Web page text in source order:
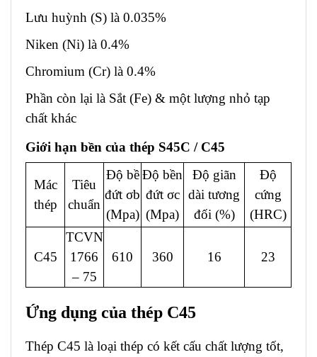
Lưu huỳnh (S) là 0.035%
Niken (Ni) là 0.4%
Chromium (Cr) là 0.4%
Phần còn lại là Sắt (Fe) & một lượng nhỏ tạp
chất khác
Giới hạn bền của thép S45C / C45
Mác
thép
Tiêu
chuẩn
Độ bề
đứt σb
(Mpa)
Độ bền
đứt σc
(Mpa)
Độ giãn
dài tương
đối (%)
Độ
cứng
(HRC)
C45
TCVN
1766
– 75
610 360 16 23
Ứng dụng của thép C45
Thép C45 là loại thép có kết cấu chất lượng tốt,